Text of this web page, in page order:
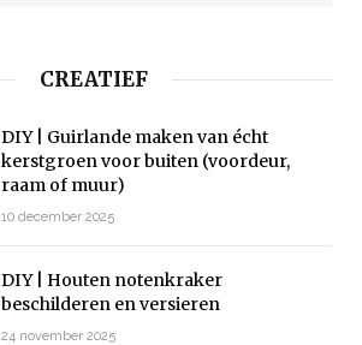
CREATIEF
DIY | Guirlande maken van écht
kerstgroen voor buiten (voordeur,
raam of muur)
10 december 2025
DIY | Houten notenkraker
beschilderen en versieren
24 november 2025